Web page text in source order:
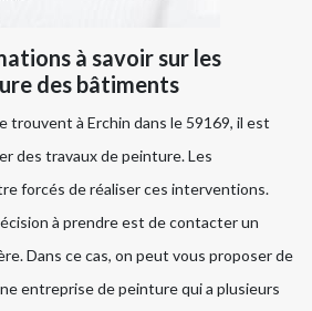
à savoir sur les
des bâtiments
trouvent à Erchin dans le 59169, il est
des travaux de peinture. Les
forcés de réaliser ces interventions.
à prendre est de contacter un
Dans ce cas, on peut vous proposer de
entreprise de peinture qui a plusieurs